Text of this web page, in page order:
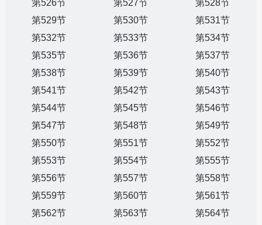
第526节
第527节
第528节
第529节
第530节
第531节
第532节
第533节
第534节
第535节
第536节
第537节
第538节
第539节
第540节
第541节
第542节
第543节
第544节
第545节
第546节
第547节
第548节
第549节
第550节
第551节
第552节
第553节
第554节
第555节
第556节
第557节
第558节
第559节
第560节
第561节
第562节
第563节
第564节